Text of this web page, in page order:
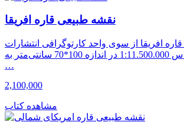
نقشه طبیعی قاره افریقا
افریقا از سوی واحد کارتوگرافی انتشارات
ایرانشناسی در مقیاس 1:11.500.000 در اندازه 100*70 سانتی‌متر به
…
2,100,000
مشاهده کتاب